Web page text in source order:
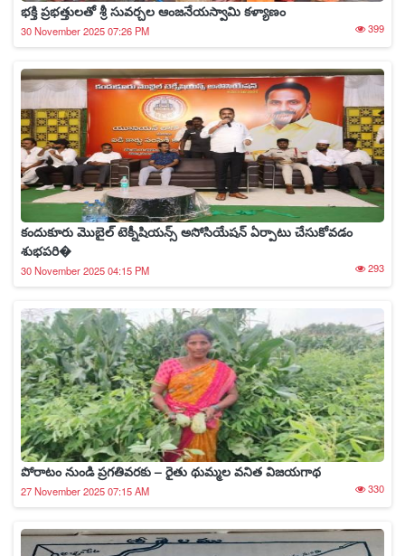
భక్తి ప్రభత్తులతో శ్రీ సువర్చల ఆంజనేయస్వామి కళ్యాణం
30 November 2025 07:26 PM 399
కందుకూరు మొబైల్ టెక్నీషియన్స్ అసోసియేషన్ ఏర్పాటు చేసుకోవడం
శుభపరి�
30 November 2025 04:15 PM 293
పోరాటం నుండి ప్రగతివరకు – రైతు థుమ్మల వనిత విజయగాథ
27 November 2025 07:15 AM 330